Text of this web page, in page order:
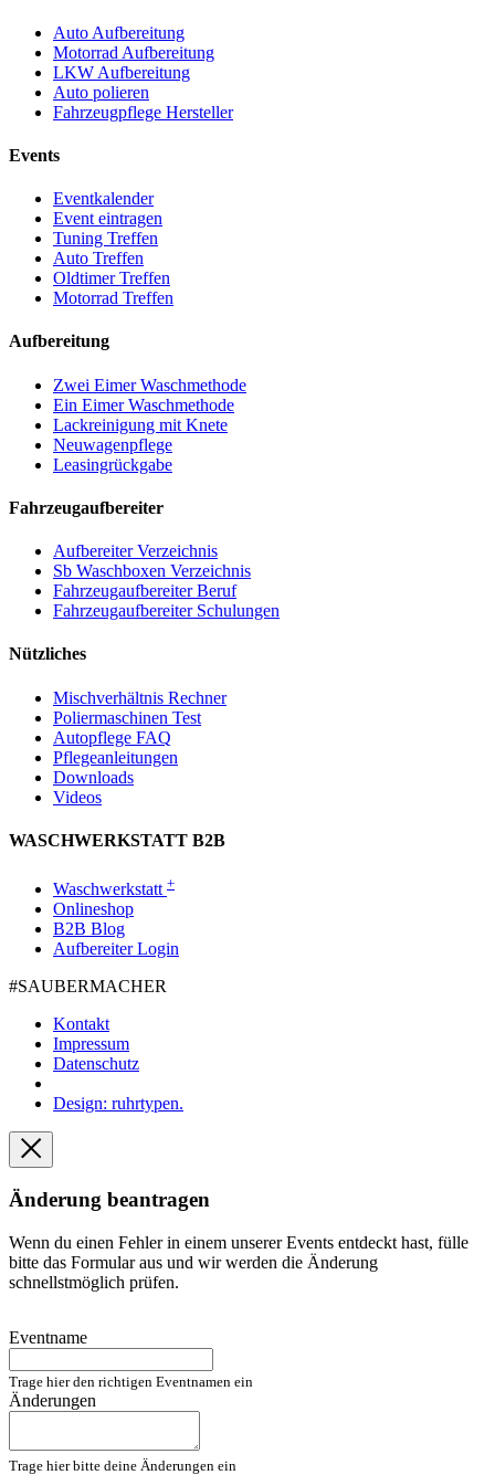
Auto Aufbereitung
Motorrad Aufbereitung
LKW Aufbereitung
Auto polieren
Fahrzeugpflege Hersteller
Events
Eventkalender
Event eintragen
Tuning Treffen
Auto Treffen
Oldtimer Treffen
Motorrad Treffen
Aufbereitung
Zwei Eimer Waschmethode
Ein Eimer Waschmethode
Lackreinigung mit Knete
Neuwagenpflege
Leasingrückgabe
Fahrzeugaufbereiter
Aufbereiter Verzeichnis
Sb Waschboxen Verzeichnis
Fahrzeugaufbereiter Beruf
Fahrzeugaufbereiter Schulungen
Nützliches
Mischverhältnis Rechner
Poliermaschinen Test
Autopflege FAQ
Pflegeanleitungen
Downloads
Videos
WASCHWERKSTATT B2B
Waschwerkstatt +
Onlineshop
B2B Blog
Aufbereiter Login
#SAUBER­MACHER
Kontakt
Impressum
Datenschutz
Design: ruhrtypen.
Änderung beantragen
Wenn du einen Fehler in einem unserer Events entdeckt hast, fülle
bitte das Formular aus und wir werden die Änderung
schnellstmöglich prüfen.
Eventname
Trage hier den richtigen Eventnamen ein
Änderungen
Trage hier bitte deine Änderungen ein